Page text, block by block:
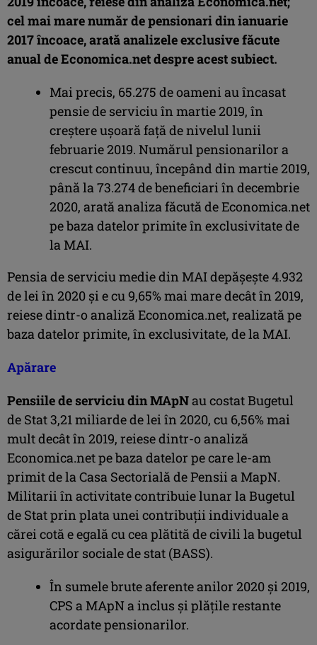
cel mai mare număr de pensionari din ianuarie
2017 încoace, arată analizele exclusive făcute
anual de Economica.net despre acest subiect.
Mai precis, 65.275 de oameni au încasat
pensie de serviciu în martie 2019, în
creştere uşoară faţă de nivelul lunii
februarie 2019. Numărul pensionarilor a
crescut continuu, începând din martie 2019,
până la 73.274 de beneficiari în decembrie
2020, arată analiza făcută de Economica.net
pe baza datelor primite în exclusivitate de
la MAI.
Pensia de serviciu medie din MAI depăşeşte 4.932
de lei în 2020 şi e cu 9,65% mai mare decât în 2019,
reiese dintr-o analiză Economica.net, realizată pe
baza datelor primite, în exclusivitate, de la MAI.
Apărare
Pensiile de serviciu din MApNau costat Bugetul
de Stat 3,21 miliarde de lei în 2020, cu 6,56% mai
mult decât în 2019, reiese dintr-o analiză
Economica.net pe baza datelor pe care le-am
primit de la Casa Sectorială de Pensii a MapN.
Militarii în activitate contribuie lunar la Bugetul
de Stat prin plata unei contribuții individuale a
cărei cotă e egală cu cea plătită de civili la bugetul
asigurărilor sociale de stat (BASS).
În sumele brute aferente anilor 2020 şi 2019,
CPS a MApN a inclus şi plăţile restante
acordate pensionarilor.